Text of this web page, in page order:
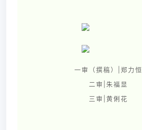
一审（撰稿）|郑力恒
二审|朱福显
三审|黄俐花